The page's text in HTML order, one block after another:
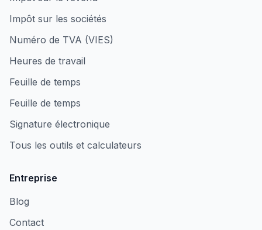
Impôt sur les sociétés
Numéro de TVA (VIES)
Heures de travail
Feuille de temps
Feuille de temps
Signature électronique
Tous les outils et calculateurs
Entreprise
Blog
Contact